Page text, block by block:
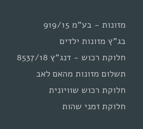
מזונות - בע"מ 919/15
בג"ץ מזונות ילדים
חלוקת רכוש - דנג"ץ 8537/18
תשלום מזונות מהאם לאב
חלוקת רכוש שוויונית
חלוקת זמני שהות